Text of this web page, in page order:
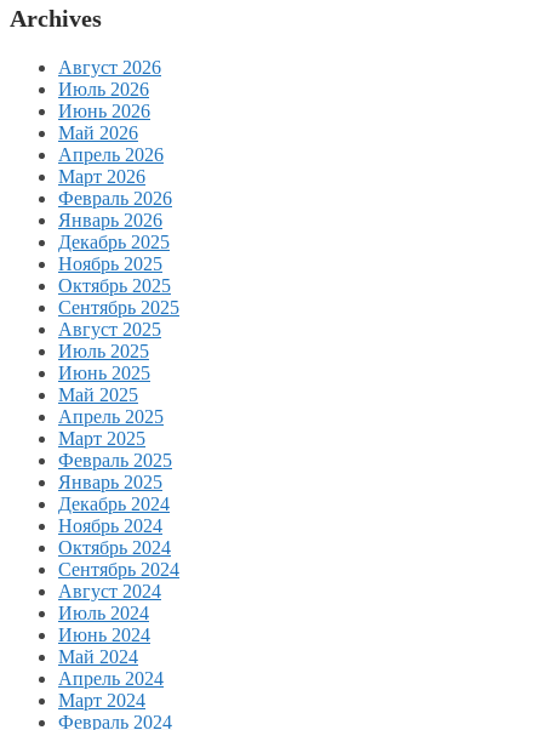
Archives
Август 2026
Июль 2026
Июнь 2026
Май 2026
Апрель 2026
Март 2026
Февраль 2026
Январь 2026
Декабрь 2025
Ноябрь 2025
Октябрь 2025
Сентябрь 2025
Август 2025
Июль 2025
Июнь 2025
Май 2025
Апрель 2025
Март 2025
Февраль 2025
Январь 2025
Декабрь 2024
Ноябрь 2024
Октябрь 2024
Сентябрь 2024
Август 2024
Июль 2024
Июнь 2024
Май 2024
Апрель 2024
Март 2024
Февраль 2024